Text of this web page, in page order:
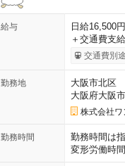
給与
日給16,500
＋交通費支
交通費別
勤務地
大阪市北区
大阪府大阪
株式会社
勤務時間
勤務時間は
変形労働時